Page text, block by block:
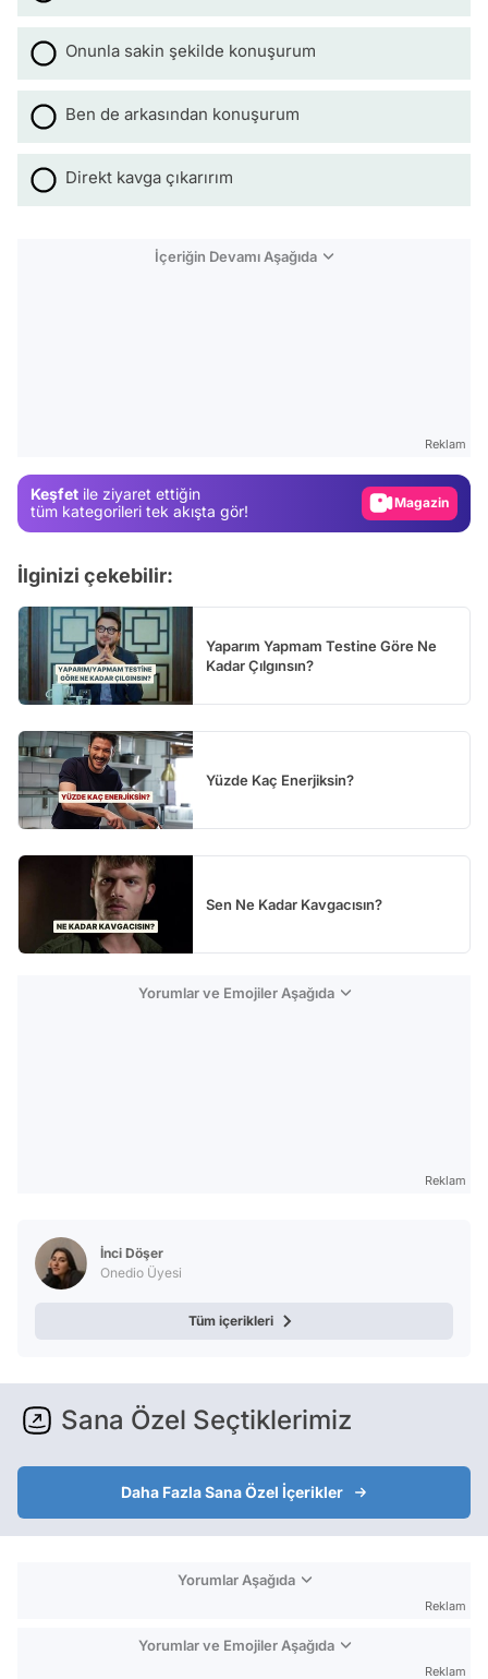
Onunla sakin şekilde konuşurum
Ben de arkasından konuşurum
Direkt kavga çıkarırım
İçeriğin Devamı Aşağıda
Reklam
Keşfet ile ziyaret ettiğin
tüm kategorileri tek akışta gör!
Video
İlginizi çekebilir:
Yaparım Yapmam Testine Göre Ne
Kadar Çılgınsın?
Yüzde Kaç Enerjiksin?
Sen Ne Kadar Kavgacısın?
Yorumlar ve Emojiler Aşağıda
Reklam
İnci Döşer
Onedio Üyesi
Tüm içerikleri
Sana Özel Seçtiklerimiz
Daha Fazla Sana Özel İçerikler
Yorumlar Aşağıda
Reklam
Yorumlar ve Emojiler Aşağıda
Reklam